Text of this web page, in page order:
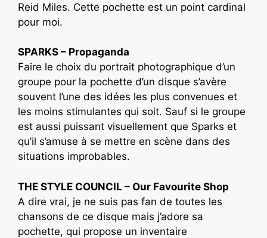
Reid Miles. Cette pochette est un point cardinal
pour moi.
SPARKS – Propaganda
Faire le choix du portrait photographique d’un
groupe pour la pochette d’un disque s’avère
souvent l’une des idées les plus convenues et
les moins stimulantes qui soit. Sauf si le groupe
est aussi puissant visuellement que Sparks et
qu’il s’amuse à se mettre en scène dans des
situations improbables.
THE STYLE COUNCIL – Our Favourite Shop
A dire vrai, je ne suis pas fan de toutes les
chansons de ce disque mais j’adore sa
pochette, qui propose un inventaire